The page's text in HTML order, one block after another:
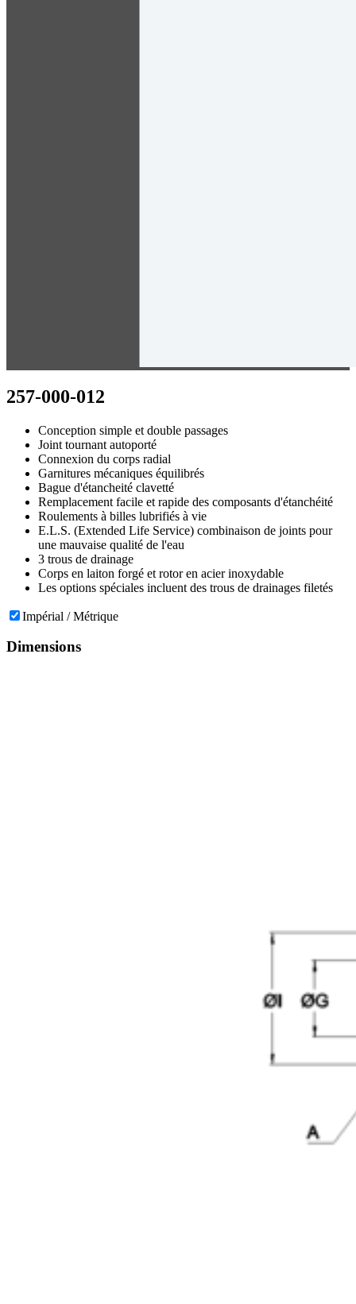
257-000-012
Conception simple et double passages
Joint tournant autoporté
Connexion du corps radial
Garnitures mécaniques équilibrés
Bague d'étancheité clavetté
Remplacement facile et rapide des composants d'étanchéité
Roulements à billes lubrifiés à vie
E.L.S. (Extended Life Service) combinaison de joints pour
une mauvaise qualité de l'eau
3 trous de drainage
Corps en laiton forgé et rotor en acier inoxydable
Les options spéciales incluent des trous de drainages filetés
Impérial / Métrique
Dimensions